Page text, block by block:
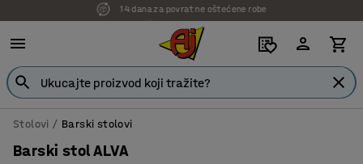
7 godina garancije
Stolovi Barski stolovi
Barski stol ALVA